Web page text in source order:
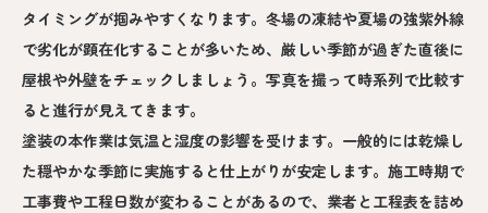
タイミングが掴みやすくなります。冬場の凍結や夏場の強紫外線
で劣化が顕在化することが多いため、厳しい季節が過ぎた直後に
屋根や外壁をチェックしましょう。写真を撮って時系列で比較す
ると進行が見えてきます。
塗装の本作業は気温と湿度の影響を受けます。一般的には乾燥し
た穏やかな季節に実施すると仕上がりが安定します。施工時期で
工事費や工程日数が変わることがあるので、業者と工程表を詰め